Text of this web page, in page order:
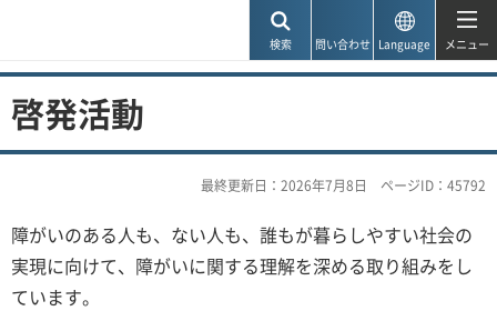
検索 問い合わせ Language メニュー
啓発活動
最終更新日：2026年7月8日 ページID：45792
障がいのある人も、ない人も、誰もが暮らしやすい社会の
実現に向けて、障がいに関する理解を深める取り組みをし
ています。